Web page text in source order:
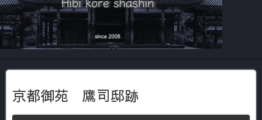
京都御苑 鷹司邸跡